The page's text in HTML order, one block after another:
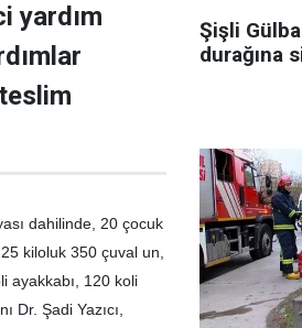
yardım
dahilinde, 20 çocuk
kiloluk 350 çuval un,
ayakkabı, 120 koli
Dr. Şadi Yazıcı,
Şişli
durağına